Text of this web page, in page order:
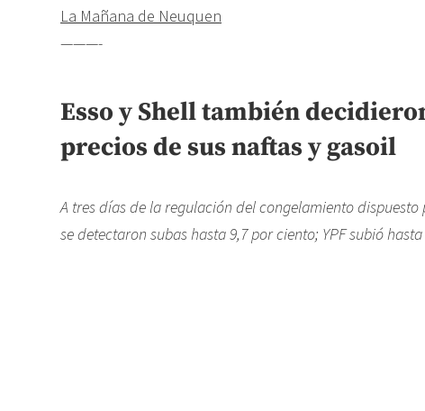
La Mañana de Neuquen
———-
Esso y Shell también
precios de sus naftas y gasoil
A tres días de la regulación del congelamiento
se detectaron subas hasta 9,7 por ciento; YPF subió